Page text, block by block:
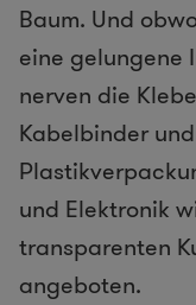
Baum. Und
eine gelungene
nerven die
Kabelbinder
und Elektronik
transparenten
angeboten.